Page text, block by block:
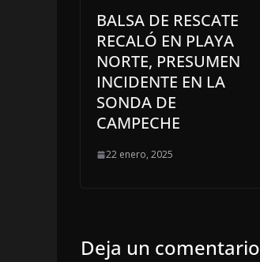
BALSA DE RESCATE
RECALÓ EN PLAYA
NORTE, PRESUMEN
INCIDENTE EN LA
SONDA DE
CAMPECHE
22 enero, 2025
Deja un comentario